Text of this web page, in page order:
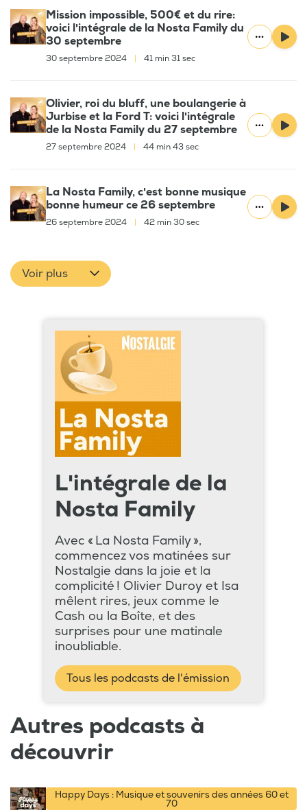
Mission impossible, 500€ et du rire:
voici l'intégrale de la Nosta Family du
30 septembre
30 septembre 2024 41 min 31 sec
Olivier, roi du bluff, une boulangerie à
Jurbise et la Ford T: voici l'intégrale
de la Nosta Family du 27 septembre
27 septembre 2024 44 min 43 sec
La Nosta Family, c'est bonne musique
bonne humeur ce 26 septembre
26 septembre 2024 42 min 30 sec
Voir plus
L'intégrale de la
Nosta Family
Avec « La Nosta Family »,
commencez vos matinées sur
Nostalgie dans la joie et la
complicité ! Olivier Duroy et Isa
mêlent rires, jeux comme le
Cash ou la Boîte, et des
surprises pour une matinale
inoubliable.
Tous les podcasts de l'émission
Autres podcasts à
découvrir
Happy Days : Musique et souvenirs des années 60 et
70